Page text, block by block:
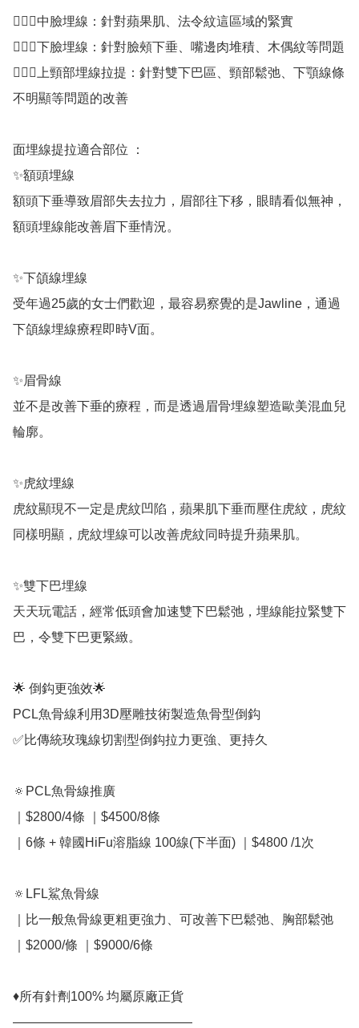
💁🏻‍♀️中臉埋線：針對蘋果肌、法令紋這區域的緊實
💁🏻‍♀️下臉埋線：針對臉頰下垂、嘴邊肉堆積、木偶紋等問題
💁🏻‍♀️上頸部埋線拉提：針對雙下巴區、頸部鬆弛、下顎線條
不明顯等問題的改善
面埋線提拉適合部位 ：
✨額頭埋線
額頭下垂導致眉部失去拉力，眉部往下移，眼睛看似無神，
額頭埋線能改善眉下垂情況。
✨下頜線埋線
受年過25歲的女士們歡迎，最容易察覺的是Jawline，通過
下頜線埋線療程即時V面。
✨眉骨線
並不是改善下垂的療程，而是透過眉骨埋線塑造歐美混血兒
輪廓。
✨虎紋埋線
虎紋顯現不一定是虎紋凹陷，蘋果肌下垂而壓住虎紋，虎紋
同樣明顯，虎紋埋線可以改善虎紋同時提升蘋果肌。
✨雙下巴埋線
天天玩電話，經常低頭會加速雙下巴鬆弛，埋線能拉緊雙下
巴，令雙下巴更緊緻。
🌟 倒鈎更強效🌟
PCL魚骨線利用3D壓雕技術製造魚骨型倒鈎
✅比傳統玫瑰線切割型倒鈎拉力更強、更持久
🔅PCL魚骨線推廣
｜$2800/4條 ｜$4500/8條
｜6條 + 韓國HiFu溶脂線 100線(下半面) ｜$4800 /1次
🔅LFL鯊魚骨線
｜比一般魚骨線更粗更強力、可改善下巴鬆弛、胸部鬆弛
｜$2000/條 ｜$9000/6條
♦️所有針劑100% 均屬原廠正貨
——————————————